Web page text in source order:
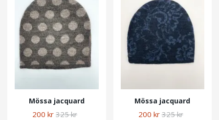
Mössa jacquard
200 kr 325 kr
Mössa jacquard
200 kr 325 kr